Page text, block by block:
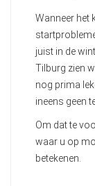
Wanneer het
juist in de
Tilburg zien
nog prima
ineens geen
Om dat te
waar u op
betekenen.